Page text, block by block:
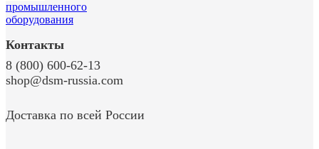
Контакты
8 (800) 600-62-13
shop@dsm-russia.com
Доставка по всей России